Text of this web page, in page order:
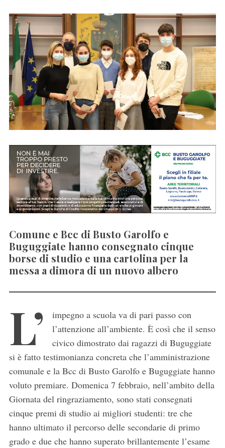
Comune e Bcc di Busto Garolfo e
Buguggiate hanno consegnato cinque
borse di studio e una cartolina per la
messa a dimora di un nuovo albero
L’
impegno a scuola va di pari passo con
l’attenzione all’ambiente. È così che il senso
civico dimostrato dai ragazzi di Buguggiate
si è fatto testimonianza concreta che l’amministrazione
comunale e la Bcc di Busto Garolfo e Buguggiate hanno
voluto premiare. Domenica 7 febbraio, nell’ambito della
Giornata del ringraziamento, sono stati consegnati
cinque premi di studio ai migliori studenti: tre che
hanno ultimato il percorso delle secondarie di primo
grado e due che hanno superato brillantemente l’esame